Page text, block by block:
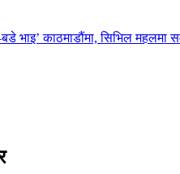
भाइ’ काठमाडौंमा, सिभिल महलमा